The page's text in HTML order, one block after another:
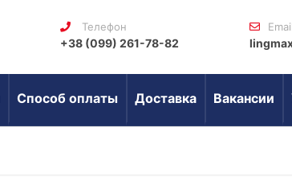
Телефон
+38 (099) 261-78-82
Email
Способ оплаты Доставка Вакансии